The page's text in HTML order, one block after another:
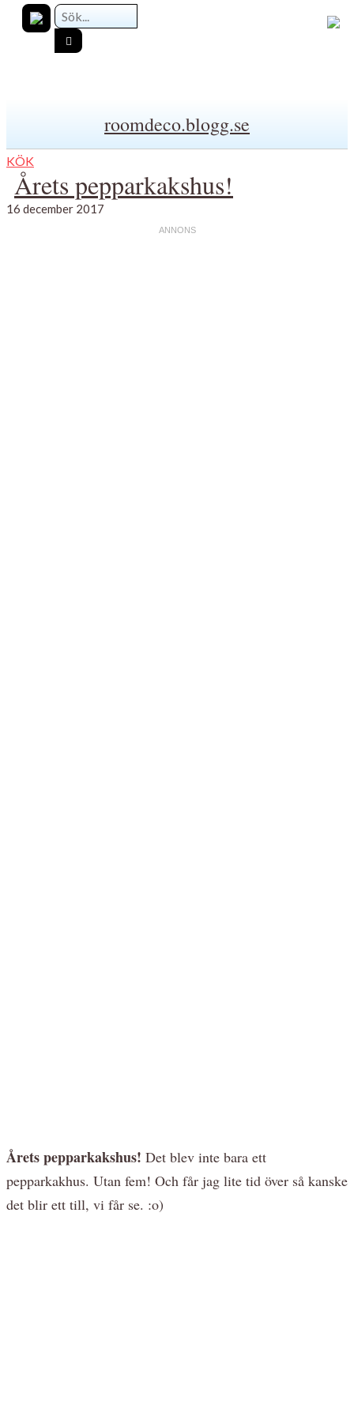
roomdeco.blogg.se
KÖK
Årets pepparkakshus!
16 december 2017
Årets pepparkakshus! Det blev inte bara ett
pepparkakhus. Utan fem! Och får jag lite tid över så kanske
det blir ett till, vi får se. :o)